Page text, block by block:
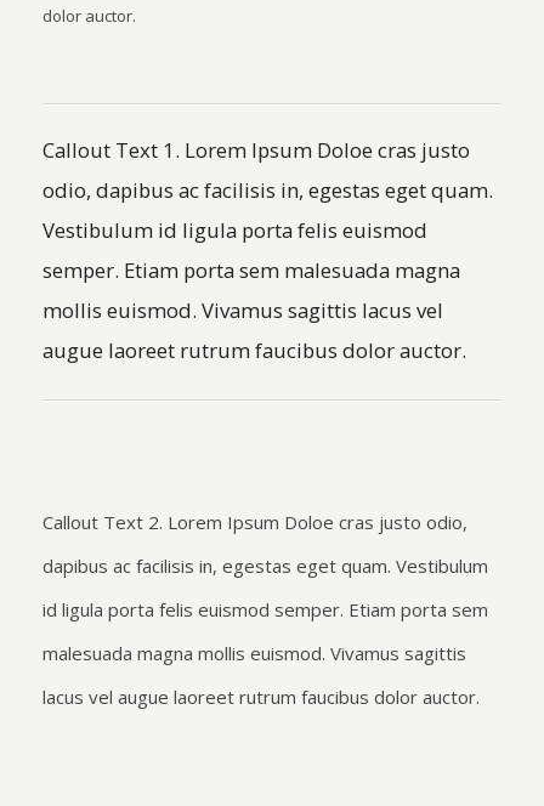
dolor auctor.
Callout Text 1. Lorem Ipsum Doloe cras justo
odio, dapibus ac facilisis in, egestas eget quam.
Vestibulum id ligula porta felis euismod
semper. Etiam porta sem malesuada magna
mollis euismod. Vivamus sagittis lacus vel
augue laoreet rutrum faucibus dolor auctor.
Callout Text 2. Lorem Ipsum Doloe cras justo odio,
dapibus ac facilisis in, egestas eget quam. Vestibulum
id ligula porta felis euismod semper. Etiam porta sem
malesuada magna mollis euismod. Vivamus sagittis
lacus vel augue laoreet rutrum faucibus dolor auctor.